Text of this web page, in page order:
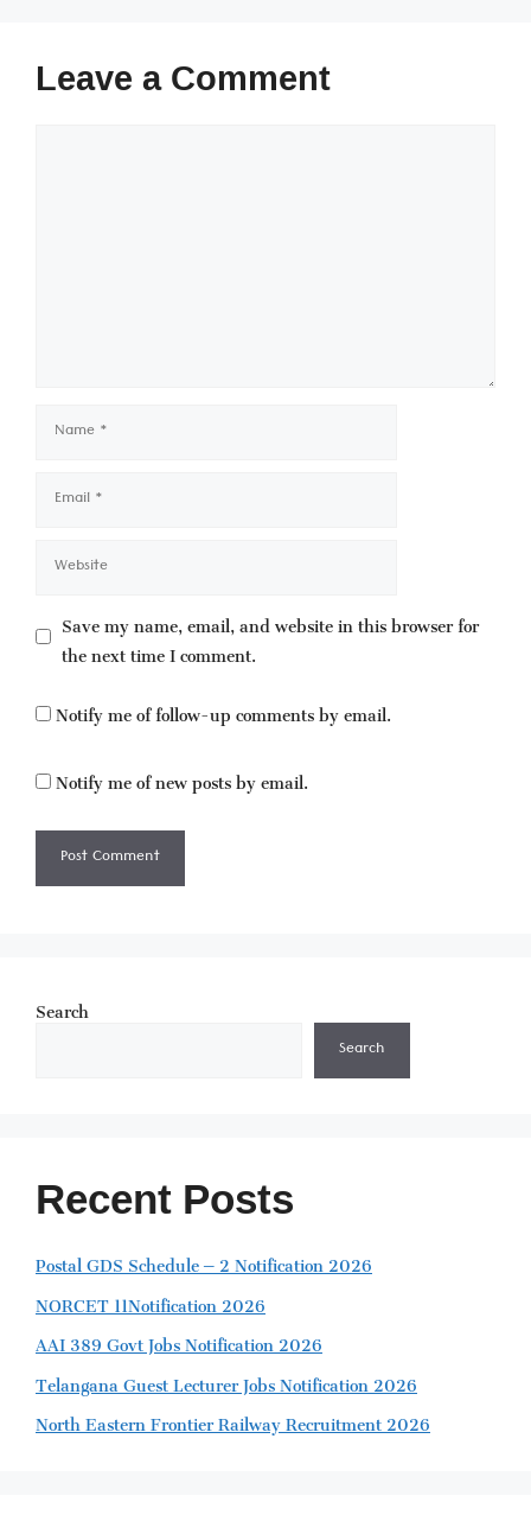
Leave a Comment
Name
Email
Website
Save my name, email, and website in this browser for
the next time I comment.
Notify me of follow-up comments by email.
Notify me of new posts by email.
Search
Search
Recent Posts
Postal GDS Schedule – 2 Notification 2026
NORCET 11Notification 2026
AAI 389 Govt Jobs Notification 2026
Telangana Guest Lecturer Jobs Notification 2026
North Eastern Frontier Railway Recruitment 2026